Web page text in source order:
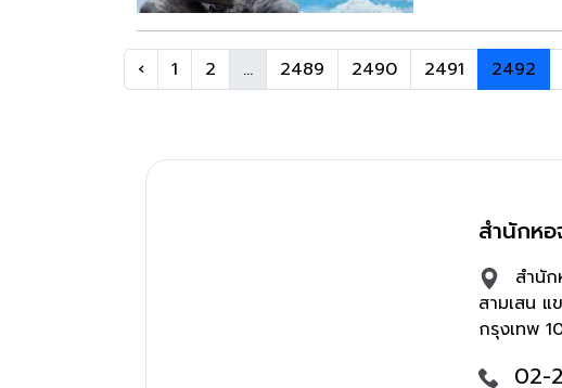
‹ 1 2 ... 2489 2490 2491 2492
สำนักหอ
สำนั
สามเสน แ
กรุงเทพ
02-